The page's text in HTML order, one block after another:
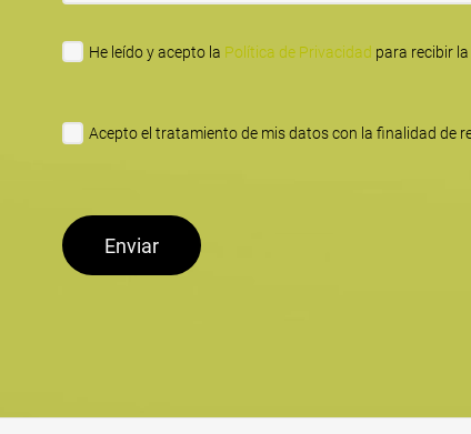
He leído y acepto la Política de Privacidad para recibir
Acepto el tratamiento de mis datos con la finalidad de